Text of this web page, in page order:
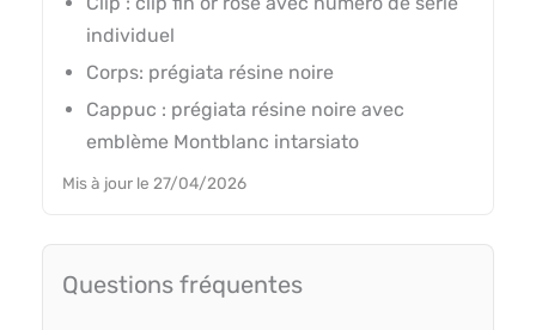
individuel
Corps: prégiata résine noire
Cappuc : prégiata résine noire avec
emblème Montblanc intarsiato
Mis à jour le 27/04/2026
Questions fréquentes